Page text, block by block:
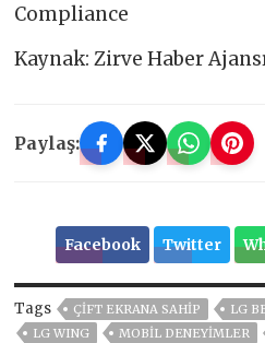
Compliance
Kaynak: Zirve Haber
Paylaş:
Facebook Twitter
Tags ÇIFT EKRANA SAHIP
LG
LG WING
MOBIL DENEYIMLER